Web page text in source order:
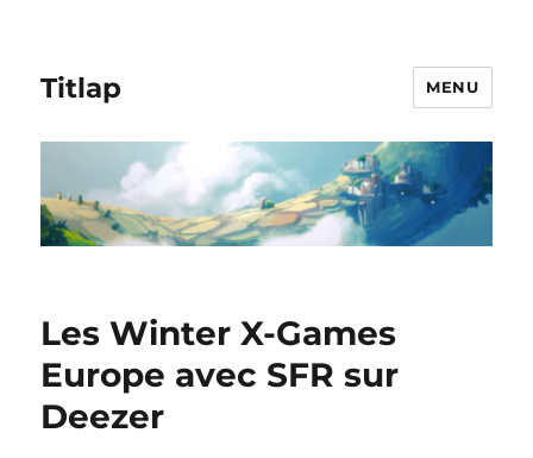
Titlap MENU
Les Winter X-Games
Europe avec SFR sur
Deezer